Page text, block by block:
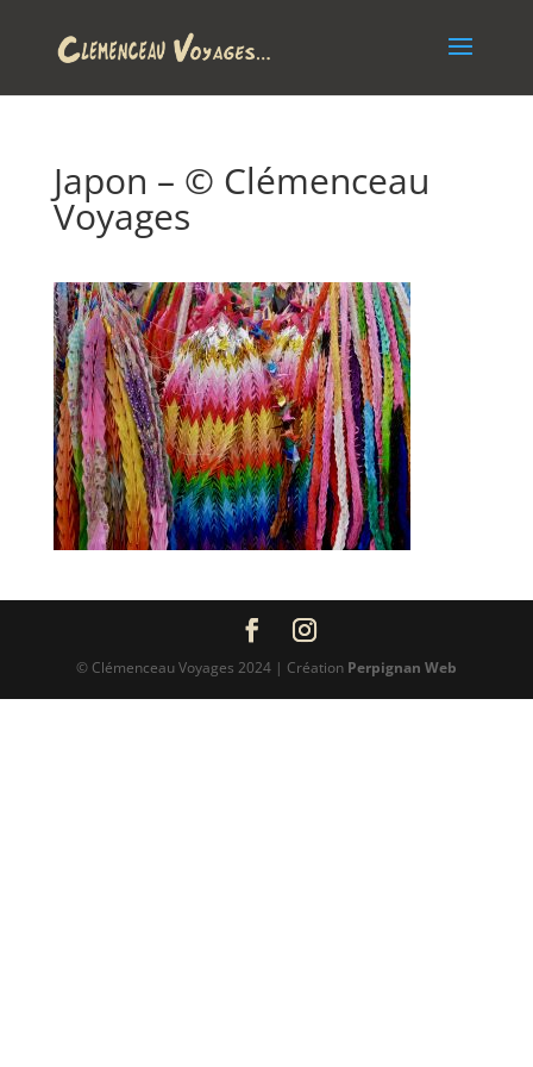
Japon – © Clémenceau
Voyages
© Clémenceau Voyages 2024 | Création Perpignan Web